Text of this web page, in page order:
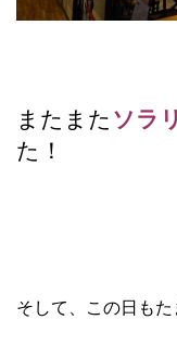
またまた ソラ
た！
そして、この日もた